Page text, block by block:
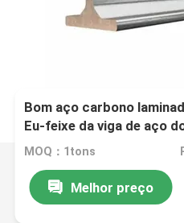
Bom aço carbono
Eu-feixe da viga de aço
qualidade Q235 eu irradio
MOQ：1tons
Melhor preço